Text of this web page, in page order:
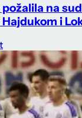
požalila na
i